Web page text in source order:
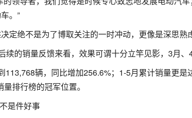
。”
定绝不是为了博取关注的一时冲动，更像是深思熟
续的销量反馈来看，效果可谓十分立竿见影，3月、
辆，同比增加256.6%；1-5月累计销量更是
排行榜的冠军位置。